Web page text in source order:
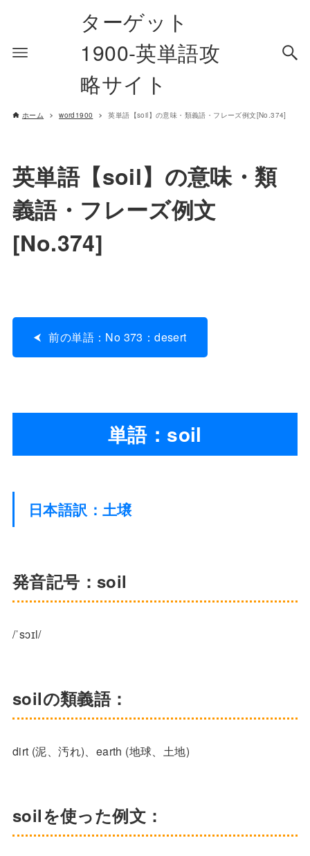
ターゲット
1900-英単語攻
略サイト
ホーム word1900 英単語【soil】の意味・類義語・フレーズ例文[No.374]
英単語【soil】の意味・類
義語・フレーズ例文
[No.374]
前の単語：No 373：desert
単語：soil
日本語訳：土壌
発音記号：soil
/ˈsɔɪl/
soilの類義語：
dirt (泥、汚れ)、earth (地球、土地)
soilを使った例文：